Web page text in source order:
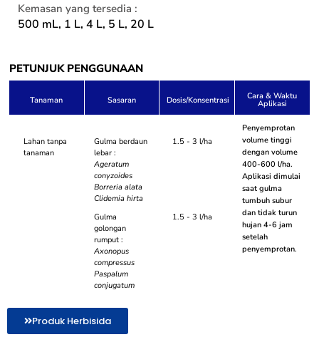
Kemasan yang tersedia :
500 mL, 1 L, 4 L, 5 L, 20 L
PETUNJUK PENGGUNAAN
Tanaman Sasaran Dosis/Konsentrasi Cara & Waktu
Aplikasi
Lahan tanpa
tanaman
Gulma berdaun
lebar :
Ageratum
conyzoides
Borreria alata
Clidemia hirta
1.5 - 3 l/ha
Gulma
golongan
rumput :
Axonopus
compressus
Paspalum
conjugatum
1.5 - 3 l/ha
Penyemprotan
volume tinggi
dengan volume
400-600 l/ha.
Aplikasi dimulai
saat gulma
tumbuh subur
dan tidak turun
hujan 4-6 jam
setelah
penyemprotan.
Produk Herbisida